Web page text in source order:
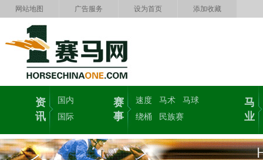
网站地图 广告服务 设为首页 添加收藏
资
讯
国内
国际
赛
事
速度 马术
马球
绕桶
民族赛
马
业